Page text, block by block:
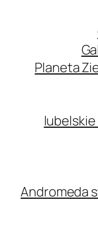
Planeta
Andromeda